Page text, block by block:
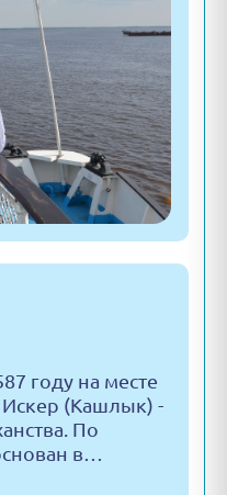
году на месте
Искер (Кашлык) -
По
в…